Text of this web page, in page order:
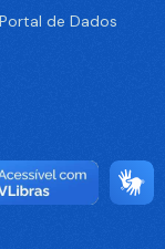
de Dados